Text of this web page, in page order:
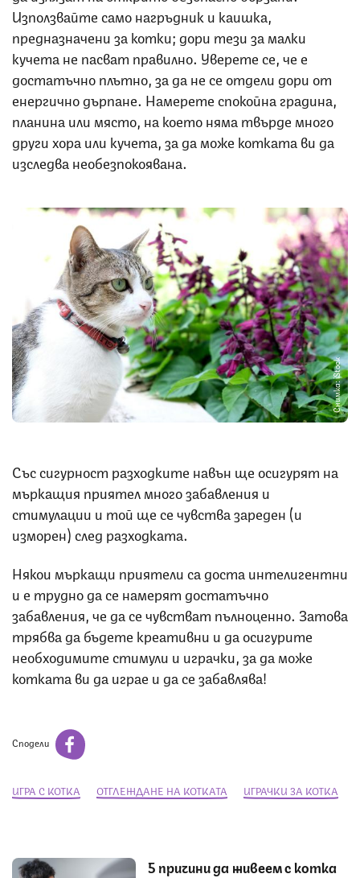
Използвайте само нагръдник и каишка,
предназначени за котки; дори тези за малки
кучета не пасват правилно. Уверете се, че е
достатъчно плътно, за да не се отдели дори от
енергично дърпане. Намерете спокойна градина,
планина или място, на което няма твърде много
други хора или кучета, за да може котката ви да
изследва необезпокоявана.
Снимка: iStock
Със сигурност разходките навън ще осигурят на
мъркащия приятел много забавления и
стимулации и той ще се чувства зареден (и
изморен) след разходката.
Някои мъркащи приятели са доста интелигентни
и е трудно да се намерят достатъчно
забавления, че да се чувстват пълноценно. Затова
трябва да бъдете креативни и да осигурите
необходимите стимули и играчки, за да може
котката ви да играе и да се забавлява!
Сподели
ИГРА С КОТКА ОТГЛЕЖДАНЕ НА КОТКАТА ИГРАЧКИ ЗА КОТКА
5 причини да живеем с котка